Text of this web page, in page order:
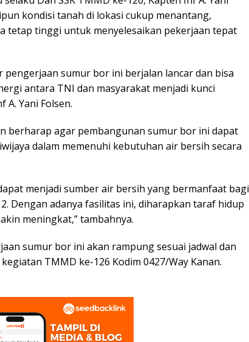
kondisi tanah di lokasi cukup menantang,
tetap tinggi untuk menyelesaikan pekerjaan tepat
pengerjaan sumur bor ini berjalan lancar dan bisa
antara TNI dan masyarakat menjadi kunci
A. Yani Folsen.
berharap agar pembangunan sumur bor ini dapat
dalam memenuhi kebutuhan air bersih secara
menjadi sumber air bersih yang bermanfaat bagi
Dengan adanya fasilitas ini, diharapkan taraf hidup
meningkat,” tambahnya.
sumur bor ini akan rampung sesuai jadwal dan
TMMD ke-126 Kodim 0427/Way Kanan.